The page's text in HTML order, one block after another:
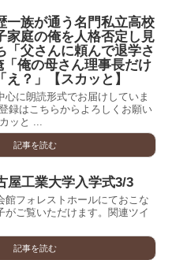
一族が通う名門私立高校
家庭の俺を人格否定し見
「父さんに頼んで退学さ
俺の母さん理事長だけ
え？」【スカッと】
心に朗読形式でお届けしていま
録はこちらからよろしくお願い
ッと ...
記事を読む
屋工業大学入学式3/3
館フォレストホールにておこな
がご覧いただけます。関連ツイ
記事を読む